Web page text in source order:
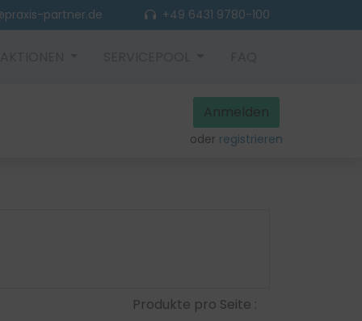
partner.de +49 6431 9780-100
Anmelden
oder registrieren
Produkte pro Seite :